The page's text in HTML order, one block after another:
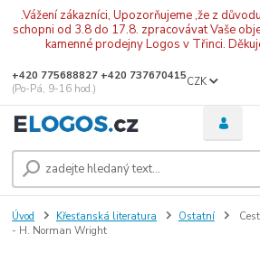
.Vážení zákazníci, Upozorňujeme ,že z
schopni od 3.8 do 17.8. zpracovávat Vaše
kamenné prodejny Logos v Třinci.
CZK
+420 775688827 +420 737670415
(Po-Pá, 9-16 hod.)
Úvod Křesťanská literatura Ostatní
- H. Norman Wright